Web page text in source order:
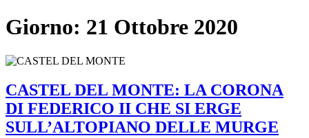
CLOSE
BUTTON
Giorno: 21 Ottobre 2020
CASTEL DEL MONTE: LA CORONA
DI FEDERICO II CHE SI ERGE
SULL’ALTOPIANO DELLE MURGE